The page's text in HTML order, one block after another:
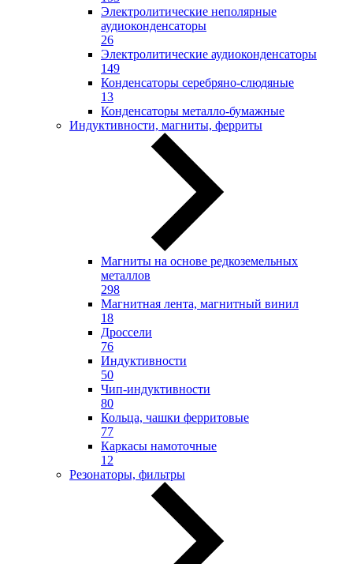
Электролитические неполярные
аудиоконденсаторы
26
Электролитические аудиоконденсаторы
149
Конденсаторы серебряно-слюдяные
13
Конденсаторы металло-бумажные
Индуктивности, магниты, ферриты
Магниты на основе редкоземельных
металлов
298
Магнитная лента, магнитный винил
18
Дроссели
76
Индуктивности
50
Чип-индуктивности
80
Кольца, чашки ферритовые
77
Каркасы намоточные
12
Резонаторы, фильтры